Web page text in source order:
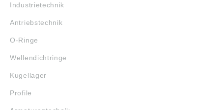
Industrietechnik
Antriebstechnik
O-Ringe
Wellendichtringe
Kugellager
Profile